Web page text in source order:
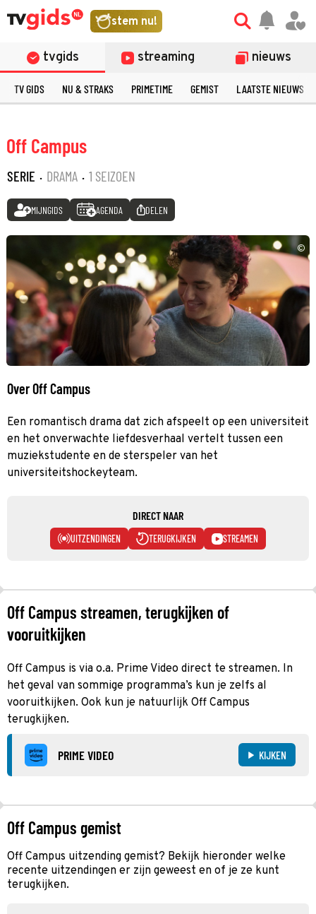
stem nu!
tvgids streaming nieuws
TV GIDS NU & STRAKS PRIMETIME GEMIST LAATSTE NIEUWS
Off Campus
SERIE · DRAMA · 1 SEIZOEN
MIJNGIDS AGENDA DELEN
©
Over Off Campus
Een romantisch drama dat zich afspeelt op een universiteit
en het onverwachte liefdesverhaal vertelt tussen een
muziekstudente en de sterspeler van het
universiteitshockeyteam.
DIRECT NAAR
UITZENDINGEN TERUGKIJKEN STREAMEN
Off Campus streamen, terugkijken of
vooruitkijken
Off Campus is via o.a. Prime Video direct te streamen. In
het geval van sommige programma’s kun je zelfs al
vooruitkijken. Ook kun je natuurlijk Off Campus
terugkijken.
PRIME VIDEO KIJKEN
Off Campus gemist
Off Campus uitzending gemist? Bekijk hieronder welke
recente uitzendingen er zijn geweest en of je ze kunt
terugkijken.